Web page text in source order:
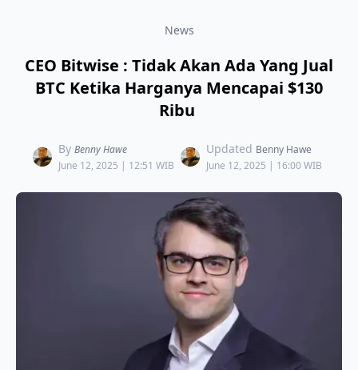
News
CEO Bitwise : Tidak Akan Ada Yang Jual
BTC Ketika Harganya Mencapai $130
Ribu
By Benny Hawe
June 12, 2025 | 12:51 WIB
Updated Benny Hawe
June 12, 2025 | 16:00 WIB